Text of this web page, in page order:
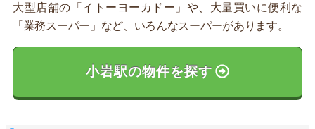
大型店舗の「イトーヨーカドー」や、大量買いに便利な
「業務スーパー」など、いろんなスーパーがあります。
小岩駅の物件を探す